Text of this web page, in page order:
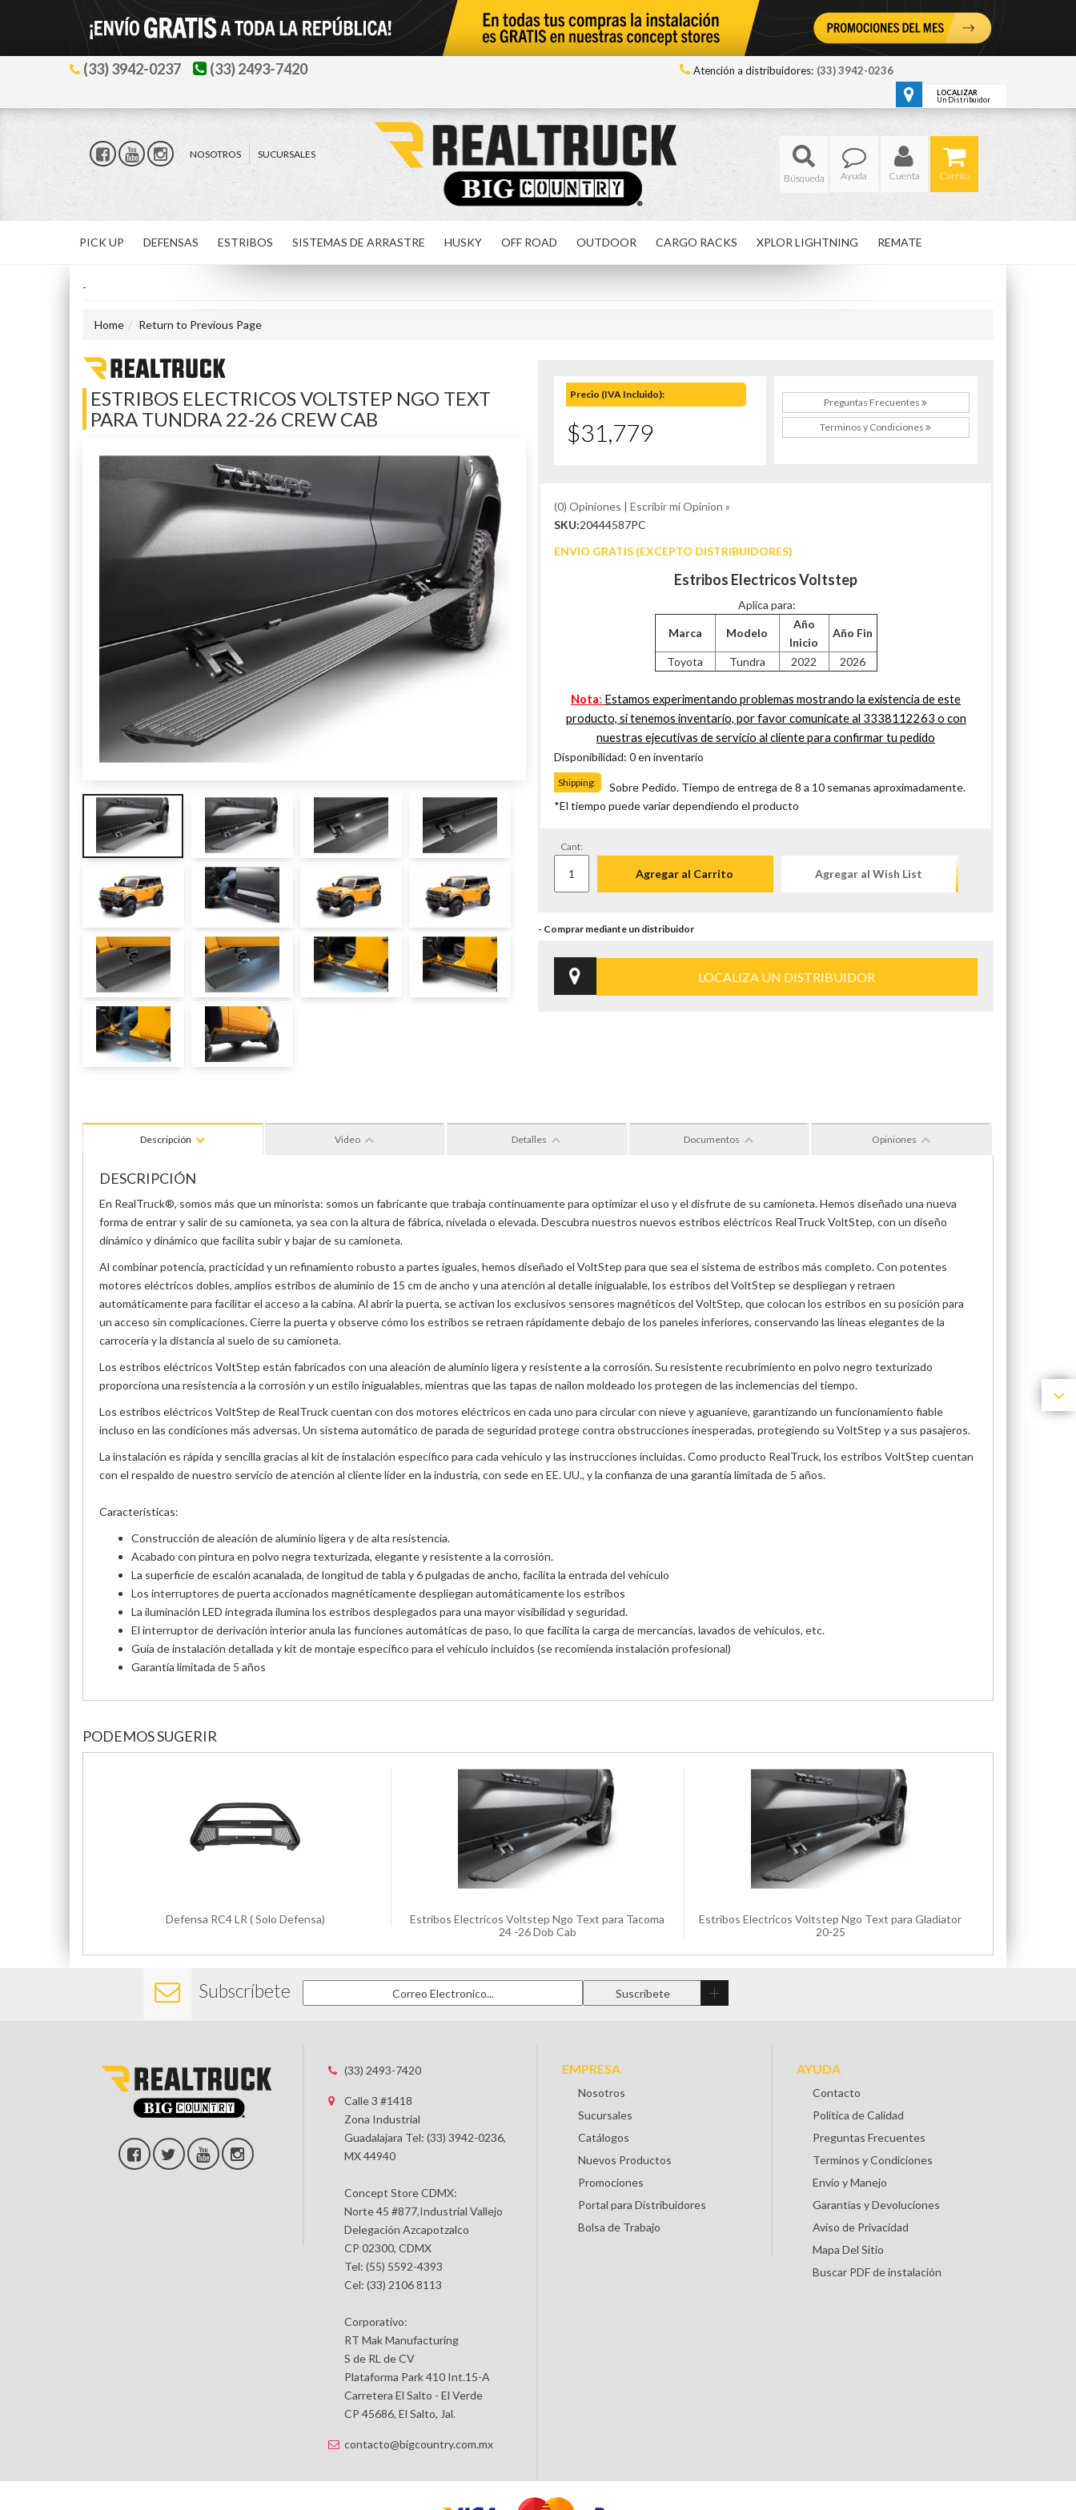
(33) 3942-0237 (33) 2493-7420 Atención a distribuidores: (33) 3942-0236
LOCALIZAR
Un Distribuidor
NOSOTROS
SUCURSALES
Ayuda
Cuenta Carrito
PICK UP DEFENSAS ESTRIBOS SISTEMAS DE ARRASTRE HUSKY OFF ROAD OUTDOOR CARGO RACKS XPLOR LIGHTNING REMATE
-
Home Return to Previous Page
ESTRIBOS ELECTRICOS VOLTSTEP NGO TEXT
PARA TUNDRA 22-26 CREW CAB
Precio (IVA Incluido):
$31,779
Preguntas Frecuentes
Terminos y Condiciones
(0) Opiniones | Escribir mi Opinion »
SKU:20444587PC
ENVIO GRATIS (EXCEPTO DISTRIBUIDORES)
Estribos Electricos Voltstep
Aplica para:
Marca Modelo
Año
Inicio
Año Fin
Toyota Tundra 2022 2026
Nota: Estamos experimentando problemas mostrando la existencia de este
producto, si tenemos inventario, por favor comunicate al 3338112263 o con
nuestras ejecutivas de servicio al cliente para confirmar tu pedido
Disponibilidad: 0 en inventario
Shipping:
Sobre Pedido. Tiempo de entrega de 8 a 10 semanas aproximadamente.
*El tiempo puede variar dependiendo el producto
Cant:
Agregar al Carrito Agregar al Wish List
LOCALIZA UN DISTRIBUIDOR
Descripción Video Detalles Documentos Opiniones
DESCRIPCIÓN
En RealTruck®, somos más que un minorista: somos un fabricante que trabaja continuamente para optimizar el uso y el disfrute de su camioneta. Hemos diseñado una nueva
forma de entrar y salir de su camioneta, ya sea con la altura de fábrica, nivelada o elevada. Descubra nuestros nuevos estribos eléctricos RealTruck VoltStep, con un diseño
dinámico y dinámico que facilita subir y bajar de su camioneta.
Al combinar potencia, practicidad y un refinamiento robusto a partes iguales, hemos diseñado el VoltStep para que sea el sistema de estribos más completo. Con potentes
motores eléctricos dobles, amplios estribos de aluminio de 15 cm de ancho y una atención al detalle inigualable, los estribos del VoltStep se despliegan y retraen
automáticamente para facilitar el acceso a la cabina. Al abrir la puerta, se activan los exclusivos sensores magnéticos del VoltStep, que colocan los estribos en su posición para
un acceso sin complicaciones. Cierre la puerta y observe cómo los estribos se retraen rápidamente debajo de los paneles inferiores, conservando las líneas elegantes de la
carrocería y la distancia al suelo de su camioneta.
Los estribos eléctricos VoltStep están fabricados con una aleación de aluminio ligera y resistente a la corrosión. Su resistente recubrimiento en polvo negro texturizado
proporciona una resistencia a la corrosión y un estilo inigualables, mientras que las tapas de nailon moldeado los protegen de las inclemencias del tiempo.
Los estribos eléctricos VoltStep de RealTruck cuentan con dos motores eléctricos en cada uno para circular con nieve y aguanieve, garantizando un funcionamiento fiable
incluso en las condiciones más adversas. Un sistema automático de parada de seguridad protege contra obstrucciones inesperadas, protegiendo su VoltStep y a sus pasajeros.
La instalación es rápida y sencilla gracias al kit de instalación específico para cada vehículo y las instrucciones incluidas. Como producto RealTruck, los estribos VoltStep cuentan
con el respaldo de nuestro servicio de atención al cliente líder en la industria, con sede en EE. UU., y la confianza de una garantía limitada de 5 años.
Caracteristicas:
Construcción de aleación de aluminio ligera y de alta resistencia.
Acabado con pintura en polvo negra texturizada, elegante y resistente a la corrosión.
La superficie de escalón acanalada, de longitud de tabla y 6 pulgadas de ancho, facilita la entrada del vehículo
Los interruptores de puerta accionados magnéticamente despliegan automáticamente los estribos
La iluminación LED integrada ilumina los estribos desplegados para una mayor visibilidad y seguridad.
El interruptor de derivación interior anula las funciones automáticas de paso, lo que facilita la carga de mercancías, lavados de vehículos, etc.
Guía de instalación detallada y kit de montaje específico para el vehículo incluidos (se recomienda instalación profesional)
Garantía limitada de 5 años
PODEMOS SUGERIR
Defensa RC4 LR ( Solo Defensa)
Estribos Electricos Voltstep Ngo Text para Tacoma
24 -26 Dob Cab
Estribos Electricos Voltstep Ngo Text para Gladiator
20-25
Subscríbete
(33) 2493-7420
Calle 3 #1418
Zona Industrial
Guadalajara Tel: (33) 3942-0236,
MX 44940
Concept Store CDMX:
Norte 45 #877,Industrial Vallejo
Delegación Azcapotzalco
CP 02300, CDMX
Tel: (55) 5592-4393
Cel: (33) 2106 8113
Corporativo:
RT Mak Manufacturing
S de RL de CV
Plataforma Park 410 Int.15-A
Carretera El Salto - El Verde
CP 45686, El Salto, Jal.
contacto@bigcountry.com.mx
EMPRESA
Nosotros
Sucursales
Catálogos
Nuevos Productos
Promociones
Portal para Distribuidores
Bolsa de Trabajo
AYUDA
Contacto
Política de Calidad
Preguntas Frecuentes
Terminos y Condiciones
Envio y Manejo
Garantías y Devoluciones
Aviso de Privacidad
Mapa Del Sitio
Buscar PDF de instalación